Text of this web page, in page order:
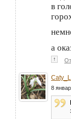
в
а
↑
Caty_L
8